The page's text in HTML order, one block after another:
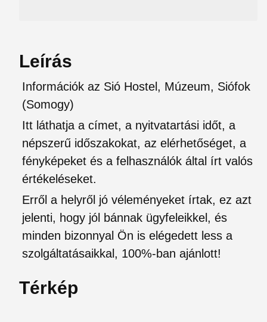
Leírás
Információk az Sió Hostel, Múzeum, Siófok
(Somogy)
Itt láthatja a címet, a nyitvatartási időt, a
népszerű időszakokat, az elérhetőséget, a
fényképeket és a felhasználók által írt valós
értékeléseket.
Erről a helyről jó véleményeket írtak, ez azt
jelenti, hogy jól bánnak ügyfeleikkel, és
minden bizonnyal Ön is elégedett less a
szolgáltatásaikkal, 100%-ban ajánlott!
Térkép